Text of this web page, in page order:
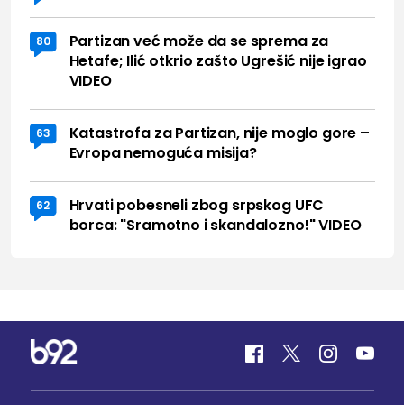
80
Partizan već može da se sprema za
Hetafe; Ilić otkrio zašto Ugrešić nije igrao
VIDEO
63
Katastrofa za Partizan, nije moglo gore –
Evropa nemoguća misija?
62
Hrvati pobesneli zbog srpskog UFC
borca: "Sramotno i skandalozno!" VIDEO